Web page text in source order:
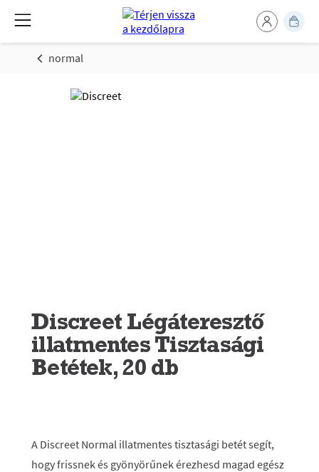
normal
Discreet Légáteresztő
illatmentes Tisztasági
Betétek, 20 db
A Discreet Normal illatmentes tisztasági betét segít,
hogy frissnek és gyönyörűnek érezhesd magad egész